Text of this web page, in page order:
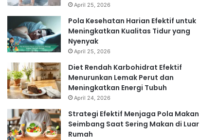
April 25, 2026
Pola Kesehatan Harian Efektif untuk
Meningkatkan Kualitas Tidur yang
Nyenyak
April 25, 2026
Diet Rendah Karbohidrat Efektif
Menurunkan Lemak Perut dan
Meningkatkan Energi Tubuh
April 24, 2026
Strategi Efektif Menjaga Pola Makan
Seimbang Saat Sering Makan di Luar
Rumah